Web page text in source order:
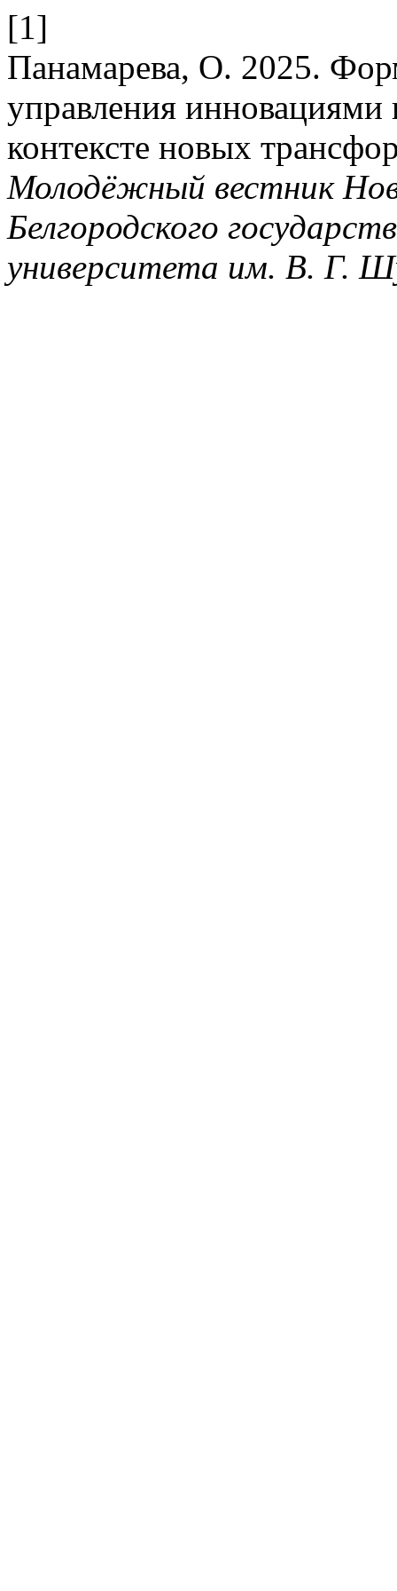
[1]
Панамарева, О. 2025.
управления
контексте новых
Молодёжный вестник
Белгородского
университета им. В. Г.